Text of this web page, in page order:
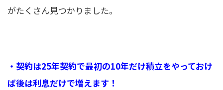
がたくさん見つかりました。
・契約は25年契約で最初の10年だけ積立をやっておけ
ば後は利息だけで増えます！